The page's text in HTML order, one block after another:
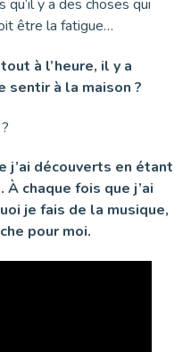
y a des choses qui
être la fatigue…
à l’heure, il y a
sentir à la maison ?
j’ai découverts en étant
chaque fois que j’ai
je fais de la musique,
pour moi.